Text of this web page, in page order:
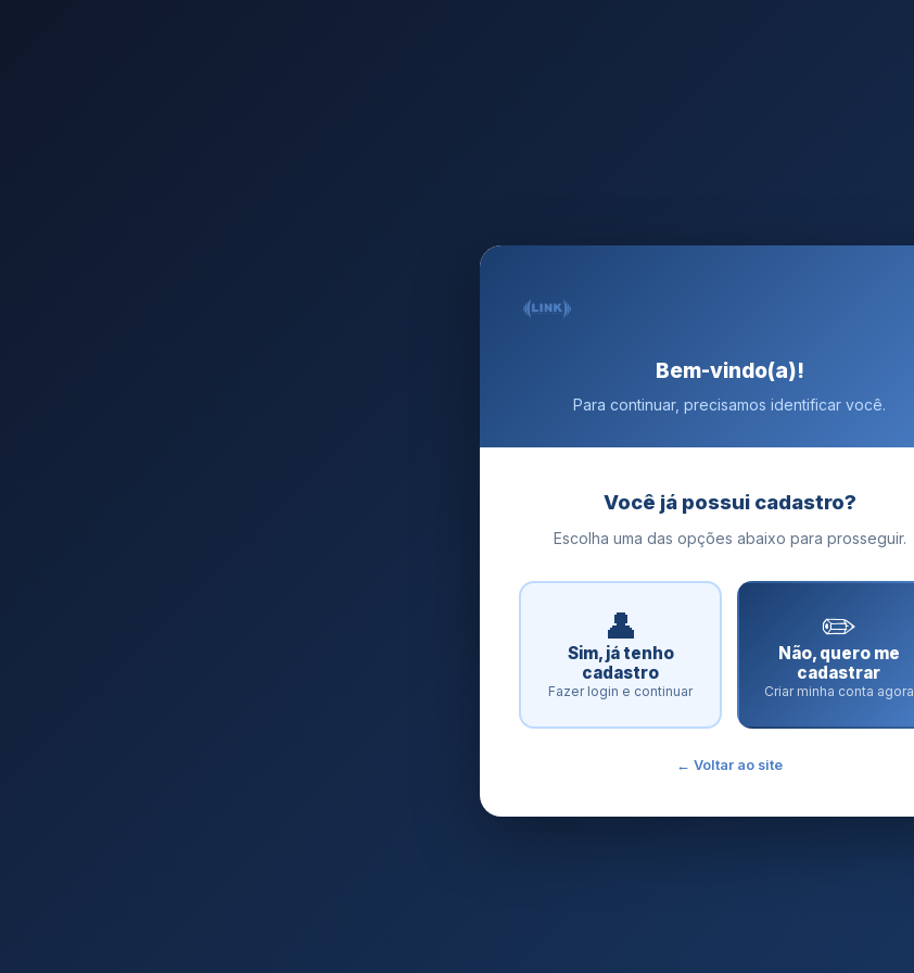
Bem-vindo(a)!
Para continuar, precisamos identificar você.
Você já possui cadastro?
Escolha uma das opções abaixo para prosseguir.
👤
Sim, já tenho
cadastro
Fazer login e continuar
✏️
Não, quero me
cadastrar
Criar minha conta agora
← Voltar ao site